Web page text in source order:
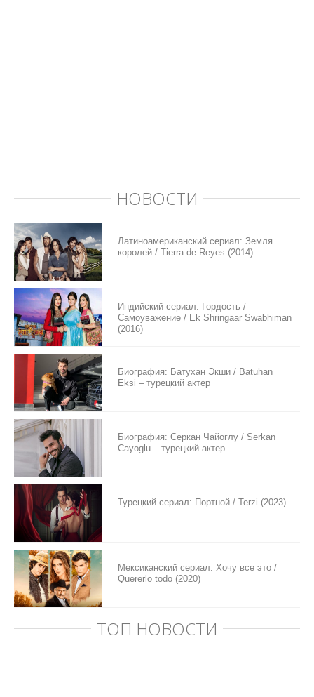
НОВОСТИ
Латиноамериканский сериал: Земля
королей / Tierra de Reyes (2014)
Индийский сериал: Гордость /
Самоуважение / Ek Shringaar Swabhiman
(2016)
Биография: Батухан Экши / Batuhan
Eksi – турецкий актер
Биография: Серкан Чайоглу / Serkan
Cayoglu – турецкий актер
Турецкий сериал: Портной / Terzi (2023)
Мексиканский сериал: Хочу все это /
Quererlo todo (2020)
ТОП НОВОСТИ